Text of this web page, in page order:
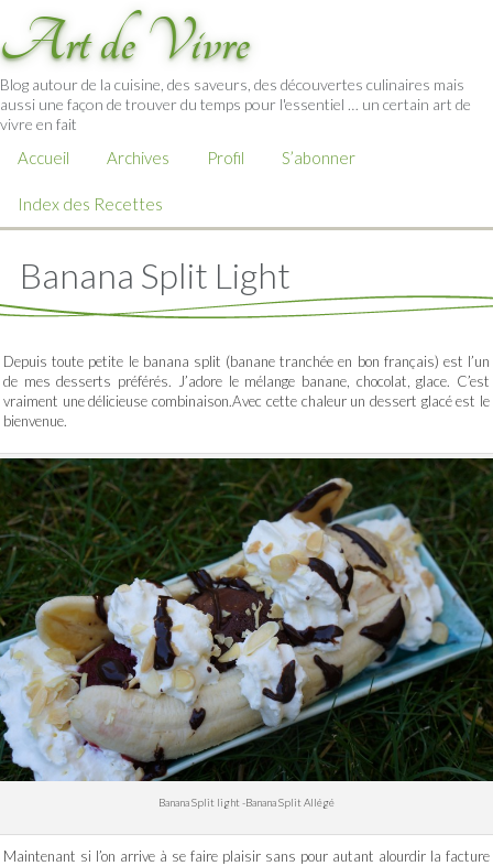
Art de Vivre
Blog autour de la cuisine, des saveurs, des découvertes culinaires mais
aussi une façon de trouver du temps pour l'essentiel … un certain art de
vivre en fait
Accueil Archives Profil S’abonner
Index des Recettes
Banana Split Light
Depuis toute petite le banana split (banane tranchée en bon français) est l’un
de mes desserts préférés. J’adore le mélange banane, chocolat, glace. C’est
vraiment une délicieuse combinaison.Avec cette chaleur un dessert glacé est le
bienvenue.
Banana Split light -Banana Split Allégé
Maintenant si l’on arrive à se faire plaisir sans pour autant alourdir la facture